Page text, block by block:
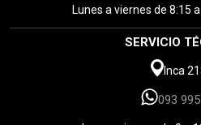
Lunes a viernes de 8:15
SERVICIO
Inca
093